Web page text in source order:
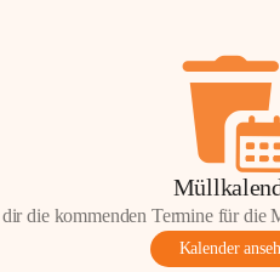
dir die kommenden Termine für die
Kalender